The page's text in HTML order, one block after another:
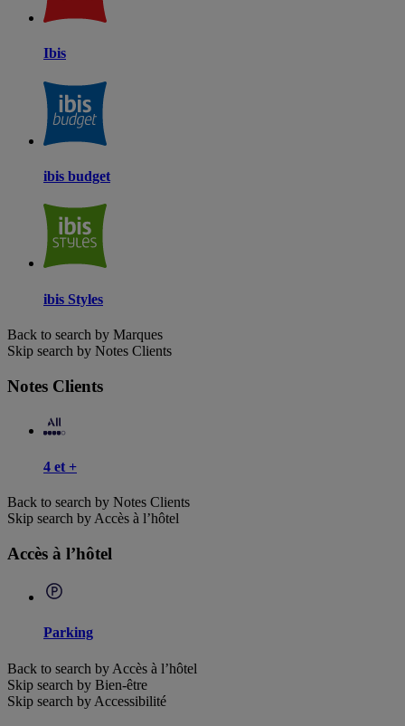
Ibis
ibis budget
ibis Styles
Back to search by Marques
Skip search by Notes Clients
Notes Clients
4 et +
Back to search by Notes Clients
Skip search by Accès à l’hôtel
Accès à l’hôtel
Parking
Back to search by Accès à l’hôtel
Skip search by Bien-être
Skip search by Accessibilité